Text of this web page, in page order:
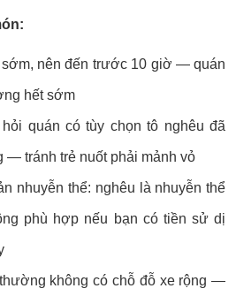
sớm, nên đến trước 10 giờ — quán
hết sớm
quán có tùy chọn tô nghêu đã
— tránh trẻ nuốt phải mảnh vỏ
nhuyễn thể: nghêu là nhuyễn thể
phù hợp nếu bạn có tiền sử dị
không có chỗ đỗ xe rộng —